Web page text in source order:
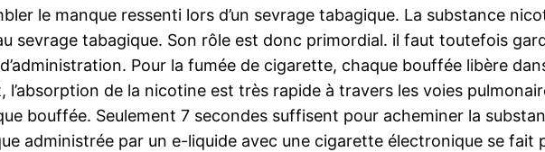
le manque ressenti lors d’un sevrage tabagique. La substance
sevrage tabagique. Son rôle est donc primordial. il faut toutefois
Pour la fumée de cigarette, chaque bouffée libère
de la nicotine est très rapide à travers les voies
bouffée. Seulement 7 secondes suffisent pour acheminer la
administrée par un e-liquide avec une cigarette électronique se fait